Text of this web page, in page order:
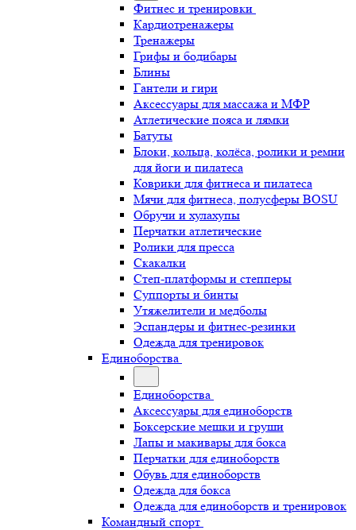
Фитнес и тренировки
Кардиотренажеры
Тренажеры
Грифы и бодибары
Блины
Гантели и гири
Аксессуары для массажа и МФР
Атлетические пояса и лямки
Батуты
Блоки, кольца, колёса, ролики и ремни
для йоги и пилатеса
Коврики для фитнеса и пилатеса
Мячи для фитнеса, полусферы BOSU
Обручи и хулахупы
Перчатки атлетические
Ролики для пресса
Скакалки
Степ-платформы и степперы
Суппорты и бинты
Утяжелители и медболы
Эспандеры и фитнес-резинки
Одежда для тренировок
Единоборства
Единоборства
Аксессуары для единоборств
Боксерские мешки и груши
Лапы и макивары для бокса
Перчатки для единоборств
Обувь для единоборств
Одежда для бокса
Одежда для единоборств и тренировок
Командный спорт